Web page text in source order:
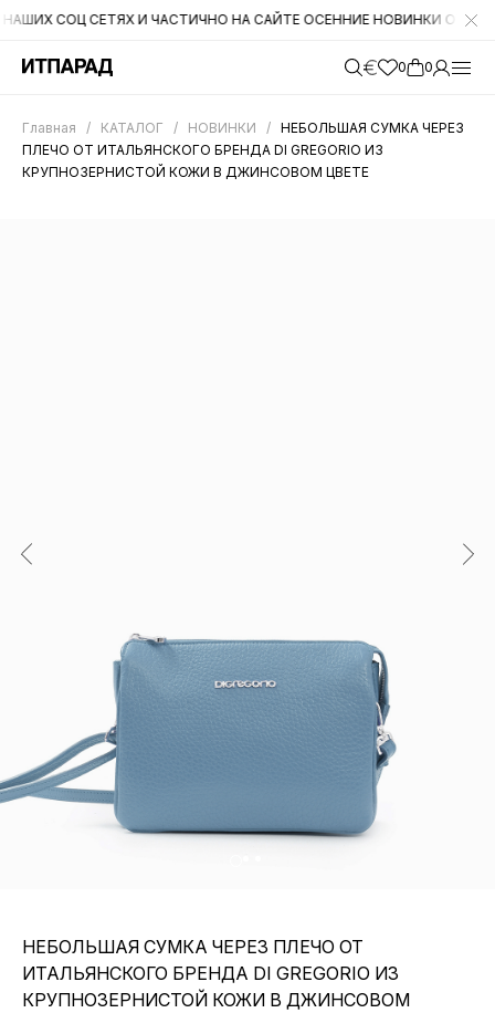
СЕТЯХ И ЧАСТИЧНО НА САЙТЕ ОСЕННИЕ НОВИНКИ ОТ CROMIA. НА
0 0
Главная / КАТАЛОГ / НОВИНКИ / НЕБОЛЬШАЯ СУМКА ЧЕРЕЗ
ПЛЕЧО ОТ ИТАЛЬЯНСКОГО БРЕНДА DI GREGORIO ИЗ
КРУПНОЗЕРНИСТОЙ КОЖИ В ДЖИНСОВОМ ЦВЕТЕ
НЕБОЛЬШАЯ СУМКА ЧЕРЕЗ ПЛЕЧО ОТ
ИТАЛЬЯНСКОГО БРЕНДА DI GREGORIO ИЗ
КРУПНОЗЕРНИСТОЙ КОЖИ В ДЖИНСОВОМ